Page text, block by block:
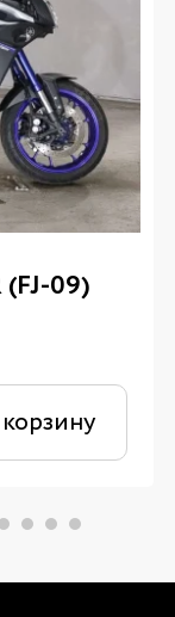
09)